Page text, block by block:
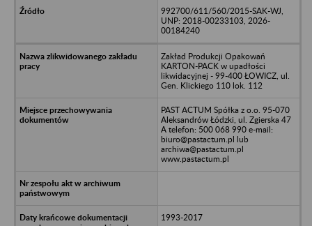
992700/611/560/2015-SAK-WJ,
UNP: 2018-00233103, 2026-
00184240
Zakład Produkcji Opakowań
KARTON-PACK w upadłości
likwidacyjnej - 99-400 ŁOWICZ, ul.
Gen. Klickiego 110 lok. 112
PAST ACTUM Spółka z o.o. 95-070
Aleksandrów Łódzki, ul. Zgierska 47
A telefon: 500 068 990 e-mail:
biuro@pastactum.pl lub
archiwa@pastactum.pl
www.pastactum.pl
1993-2017